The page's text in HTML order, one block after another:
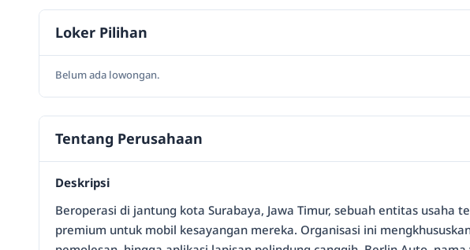
Loker Pilihan
Belum ada lowongan.
Tentang Perusahaan
Deskripsi
Beroperasi di jantung kota Surabaya, Jawa Timur, sebuah entitas
premium untuk mobil kesayangan mereka. Organisasi ini